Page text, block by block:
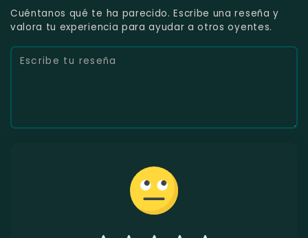
Cuéntanos qué te ha parecido. Escribe una reseña y
valora tu experiencia para ayudar a otros oyentes.